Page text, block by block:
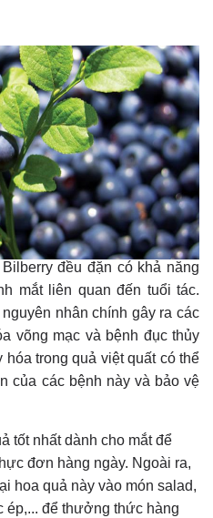
đều đặn có khả năng
mắt liên quan đến tuổi tác.
nhân chính gây ra các
võng mạc và bệnh đục thủy
trong quả việt quất có thể
của các bệnh này và bảo vệ
tốt nhất dành cho mắt để
đơn hàng ngày. Ngoài ra,
hoa quả này vào món salad,
ép,... để thưởng thức hàng